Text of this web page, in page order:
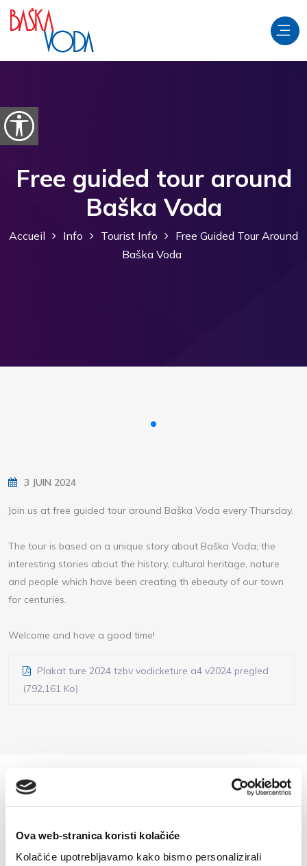
Ova web-stranica koristi kolačiće
Kolačiće upotrebljavamo kako bismo personalizirali
Aller au contenu
Ouvrir les options d'accessibilité
Free guided tour around
Baška Voda
Accueil Info Tourist Info
Free Guided Tour Around
Baška Voda
3 JUIN 2024
Join us at free guided tour around Baška Voda every Thursday.
The tour is based on a unique story about Baška Voda; the
interesting stories about the history, cultural heritage, nature
and people which have been creating th ebeauty of our town
for centuries.
Welcome and have a good time!
Plakat ture 2024 tzbv vodicketure a4 v2024 pregled
(792,161 Ko)